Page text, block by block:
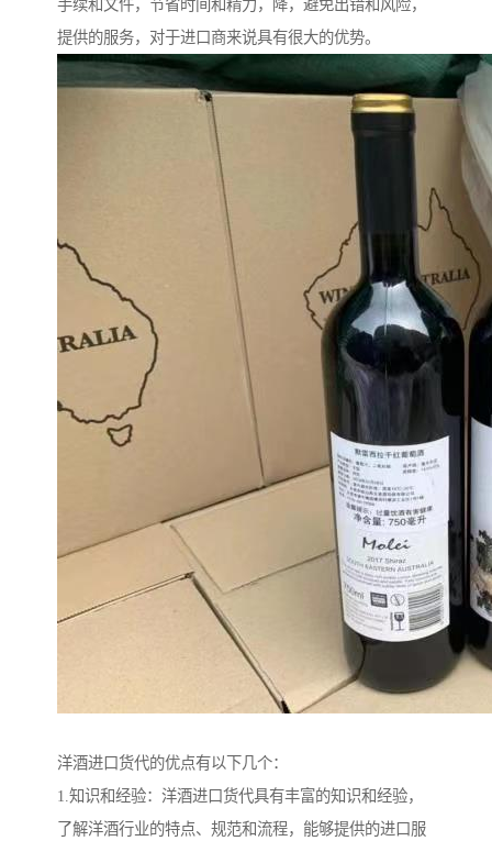
手续和文件，节省时间和精力，降，避免出错和风险，
提供的服务，对于进口商来说具有很大的优势。
洋酒进口货代的优点有以下几个：
1.知识和经验：洋酒进口货代具有丰富的知识和经验，
了解洋酒行业的特点、规范和流程，能够提供的进口服